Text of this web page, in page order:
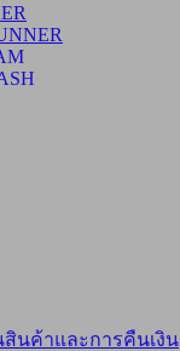
นค้าและการคืนเงิน